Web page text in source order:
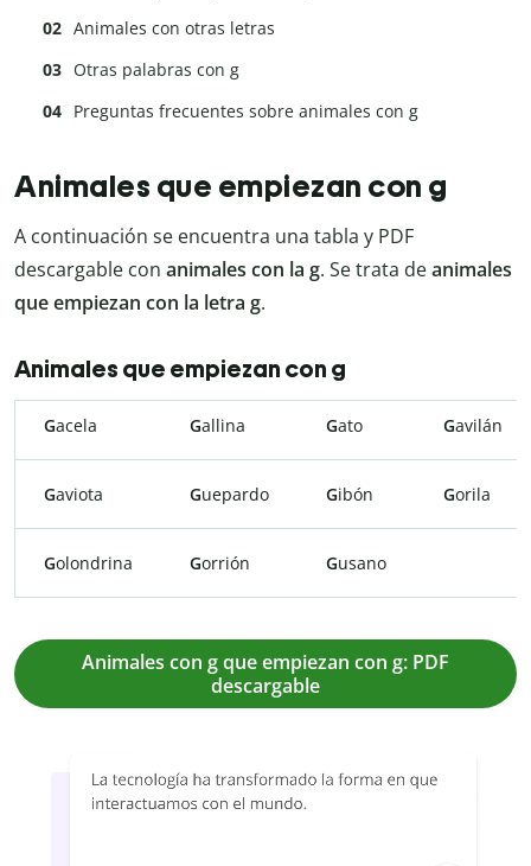
Animales con otras letras
Otras palabras con g
Preguntas frecuentes sobre animales con g
Animales que empiezan con g
A continuación se encuentra una tabla y PDF
descargable con animales con la g. Se trata deanimales
que empiezan con la letra g.
Animales que empiezan con g
Gacela Gallina Gato Gavilán
Gaviota Guepardo Gibón Gorila
Golondrina Gorrión Gusano
Animales con g que empiezan con g: PDF
descargable